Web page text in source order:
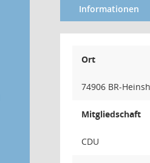
Informationen
Ort
74906 BR-
Mitgliedschaft
CDU